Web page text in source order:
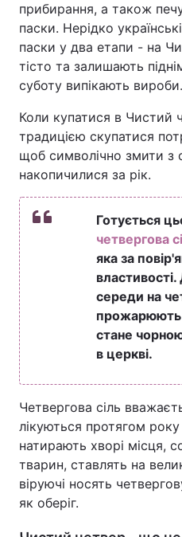
прибирання, а також
паски. Нерідко
паски у два етапи - на
тісто та залишають
суботу випікають вироби.
Коли купатися в Чистий
традицією скупатися
щоб символічно змити з
накопичилися за рік.
Готується
четвергова
яка за
властивості.
середи на
прожарюють
стане
в церкві.
Четвергова сіль
лікуються протягом року
натирають хворі місця,
тварин, ставлять на
віруючі носять
як оберіг.